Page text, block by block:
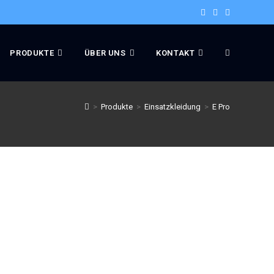
PRODUKTE ÜBER UNS KONTAKT
> Produkte > Einsatzkleidung > E Pro